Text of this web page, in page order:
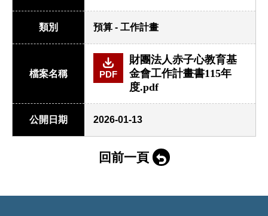
類別 預算 - 工作計畫
檔案名稱 PDF
財團法人赤子心教育基
金會工作計畫書115年
度.pdf
公開日期 2026-01-13
回前一頁